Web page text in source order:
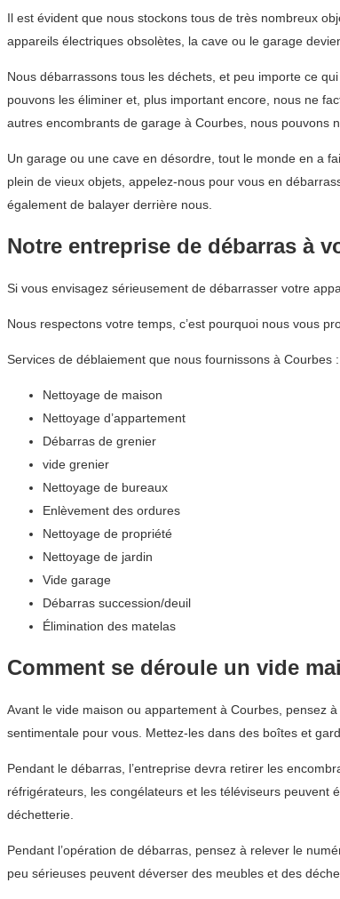
Il est évident que nous stockons tous de très nombreux
appareils électriques obsolètes, la cave ou le garage
Nous débarrassons tous les déchets, et peu importe ce
pouvons les éliminer et, plus important encore, nous ne
autres encombrants de garage à Courbes, nous pouvons
Un garage ou une cave en désordre, tout le monde en a
plein de vieux objets, appelez-nous pour vous en
également de balayer derrière nous.
Notre entreprise de débarras à
Si vous envisagez sérieusement de débarrasser votre
Nous respectons votre temps, c’est pourquoi nous vous
Services de déblaiement que nous fournissons à Courbes :
Nettoyage de maison
Nettoyage d’appartement
Débarras de grenier
vide grenier
Nettoyage de bureaux
Enlèvement des ordures
Nettoyage de propriété
Nettoyage de jardin
Vide garage
Débarras succession/deuil
Élimination des matelas
Comment se déroule un vide
Avant le vide maison ou appartement à Courbes, pensez
sentimentale pour vous. Mettez-les dans des boîtes et
Pendant le débarras, l’entreprise devra retirer les
réfrigérateurs, les congélateurs et les téléviseurs
déchetterie.
Pendant l’opération de débarras, pensez à relever le
peu sérieuses peuvent déverser des meubles et des